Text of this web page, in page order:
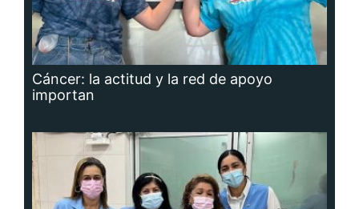
Cáncer: la actitud y la red de apoyo
importan